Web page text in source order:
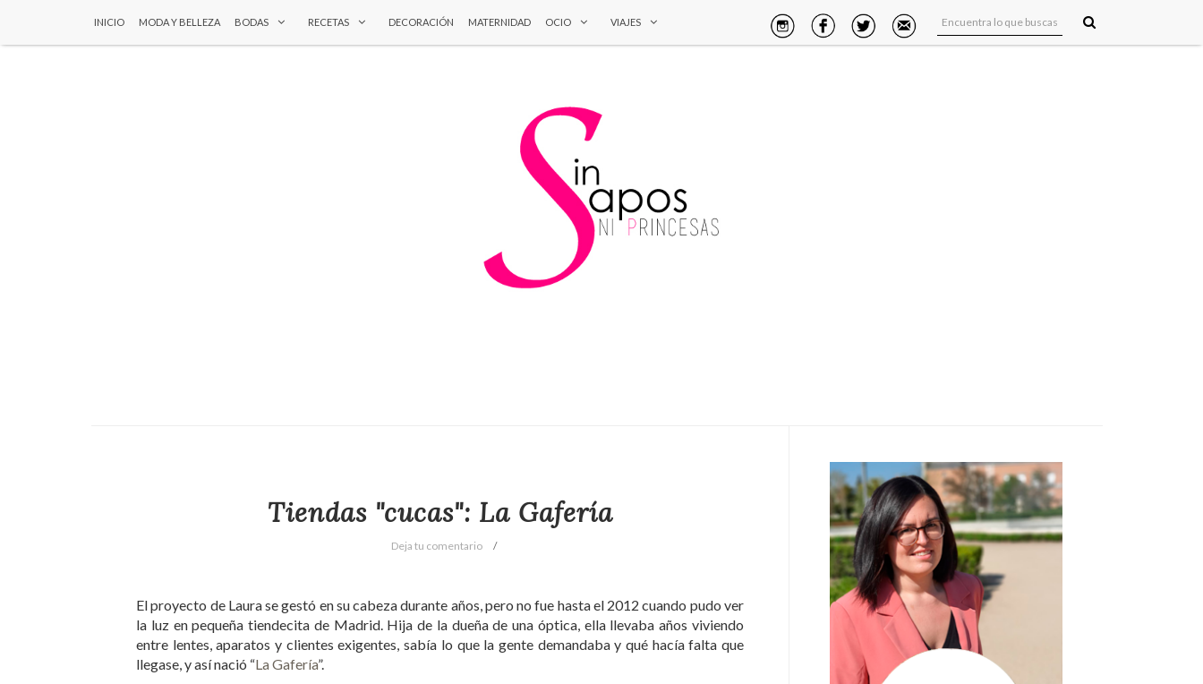
INICIO MODA Y BELLEZA BODAS RECETAS DECORACIÓN MATERNIDAD OCIO VIAJES
Tiendas "cucas": La Gafería
Deja tu comentario
El proyecto de Laura se gestó en su cabeza durante años, pero no fue hasta el 2012 cuando pudo ver
la luz en pequeña tiendecita de Madrid. Hija de la dueña de una óptica, ella llevaba años viviendo
entre lentes, aparatos y clientes exigentes, sabía lo que la gente demandaba y qué hacía falta que
llegase, y así nació “La Gafería”.